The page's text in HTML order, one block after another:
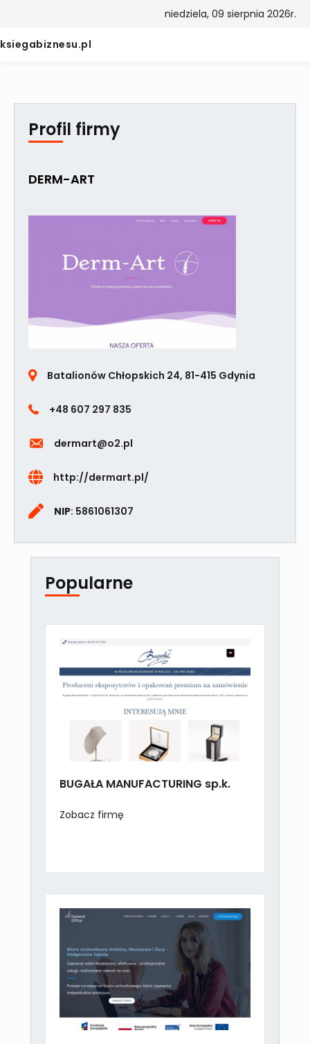
niedziela, 09 sierpnia 2026r.
ksiegabiznesu.pl
Profil firmy
DERM-ART
Batalionów Chłopskich 24, 81-415 Gdynia
+48 607 297 835
dermart@o2.pl
http://dermart.pl/
NIP: 5861061307
Popularne
BUGAŁA MANUFACTURING sp.k.
Zobacz firmę